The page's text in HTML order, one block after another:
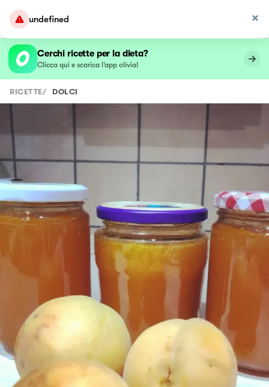
undefined
Cerchi ricette per la dieta?
Clicca qui e scarica l’app olivia!
RICETTE/ DOLCI